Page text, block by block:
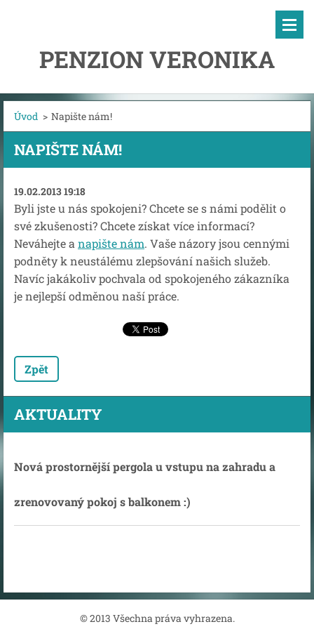
PENZION VERONIKA
Úvod > Napište nám!
NAPIŠTE NÁM!
19.02.2013 19:18
Byli jste u nás spokojeni? Chcete se s námi podělit o
své zkušenosti? Chcete získat více informací?
Neváhejte a napište nám. Vaše názory jsou cennými
podněty k neustálému zlepšování našich služeb.
Navíc jakákoliv pochvala od spokojeného zákazníka
je nejlepší odměnou naší práce.
Zpět
AKTUALITY
Nová prostornější pergola u vstupu na zahradu a
zrenovovaný pokoj s balkonem :)
© 2013 Všechna práva vyhrazena.